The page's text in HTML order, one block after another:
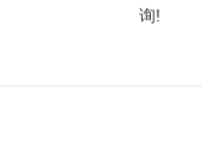
询!